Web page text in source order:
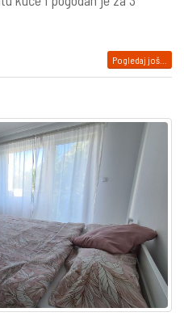
Pogledaj još...